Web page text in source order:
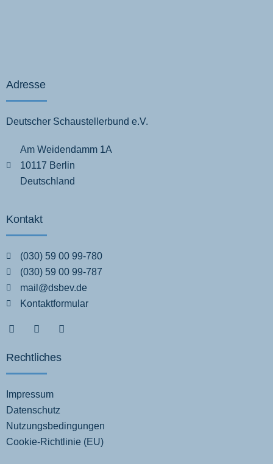
Adresse
Deutscher Schaustellerbund e.V.
Am Weidendamm 1A
10117 Berlin
Deutschland
Kontakt
(030) 59 00 99-780
(030) 59 00 99-787
mail@dsbev.de
Kontaktformular
Rechtliches
Impressum
Datenschutz
Nutzungsbedingungen
Cookie-Richtlinie (EU)